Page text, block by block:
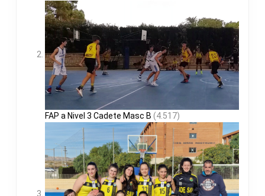
FAP a Nivel 3 Cadete Masc B (4.517)